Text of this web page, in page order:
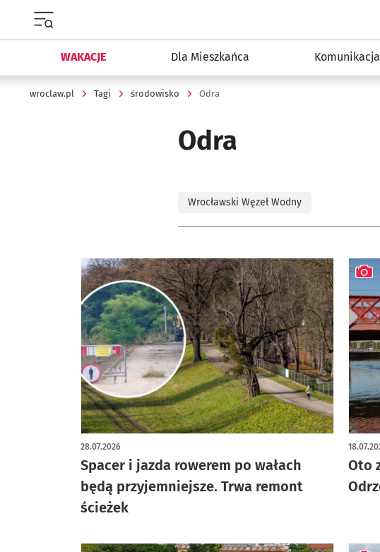
WAKACJE Dla Mieszkańca Komunikacja
wroclaw.pl Tagi środowisko Odra
Odra
Wrocławski Węzeł Wodny
Spacer i jazda rowerem po wałach
będą przyjemniejsze. Trwa remont
ścieżek
28.07.2026
Oto